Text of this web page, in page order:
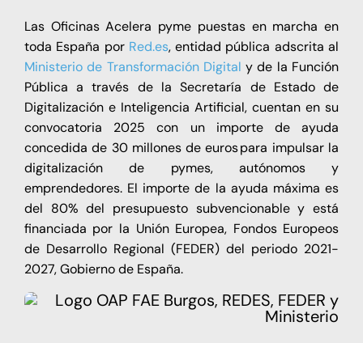
Las Oficinas Acelera pyme puestas en marcha en
toda España por Red.es, entidad pública adscrita al
Ministerio de Transformación Digital y de la Función
Pública a través de la Secretaría de Estado de
Digitalización e Inteligencia Artificial, cuentan en su
convocatoria 2025 con un importe de ayuda
concedida de 30 millones de euros para impulsar la
digitalización de pymes, autónomos y
emprendedores. El importe de la ayuda máxima es
del 80% del presupuesto subvencionable y está
financiada por la Unión Europea, Fondos Europeos
de Desarrollo Regional (FEDER) del periodo 2021-
2027, Gobierno de España.